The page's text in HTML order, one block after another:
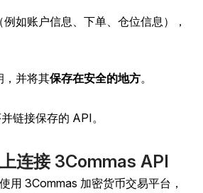
如账户信息、下单、仓位信息），
，并将其保存在安全的地方。
链接保存的 API。
连接 3Commas API
用 3Commas 加密货币交易平台，